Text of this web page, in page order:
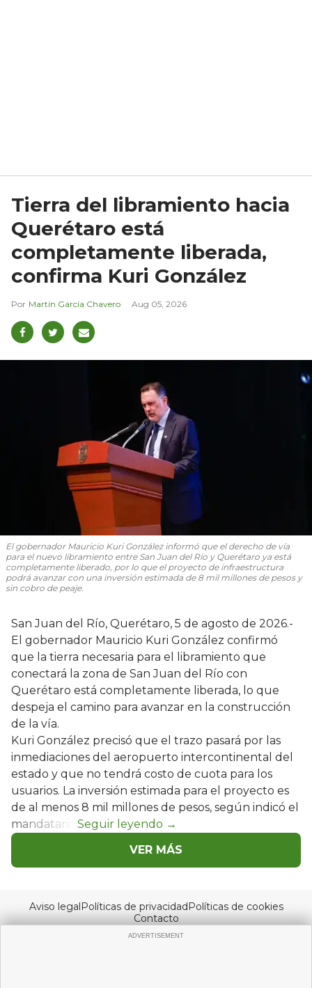
Tierra del libramiento hacia
Querétaro está
completamente liberada,
confirma Kuri González
Martín García Chavero Aug 05, 2026
El gobernador Mauricio Kuri González informó que el derecho de vía
para el nuevo libramiento entre San Juan del Río y Querétaro ya está
completamente liberado, por lo que el proyecto de infraestructura
podrá avanzar con una inversión estimada de 8 mil millones de pesos y
sin cobro de peaje.
San Juan del Río, Querétaro, 5 de agosto de 2026.-
El gobernador Mauricio Kuri González confirmó
que la tierra necesaria para el libramiento que
conectará la zona de San Juan del Río con
Querétaro está completamente liberada, lo que
despeja el camino para avanzar en la construcción
de la vía.
Kuri González precisó que el trazo pasará por las
inmediaciones del aeropuerto intercontinental del
estado y que no tendrá costo de cuota para los
usuarios. La inversión estimada para el proyecto es
de al menos 8 mil millones de pesos, según indicó el
mandatario.
VER MÁS
Aviso legalPolíticas de privacidadPolíticas de cookies
Contacto